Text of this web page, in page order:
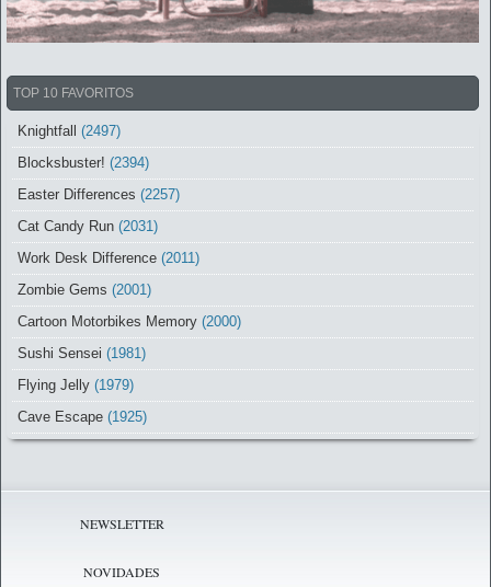
TOP 10 FAVORITOS
Knightfall (2497)
Blocksbuster! (2394)
Easter Differences (2257)
Cat Candy Run (2031)
Work Desk Difference (2011)
Zombie Gems (2001)
Cartoon Motorbikes Memory (2000)
Sushi Sensei (1981)
Flying Jelly (1979)
Cave Escape (1925)
NEWSLETTER
NOVIDADES